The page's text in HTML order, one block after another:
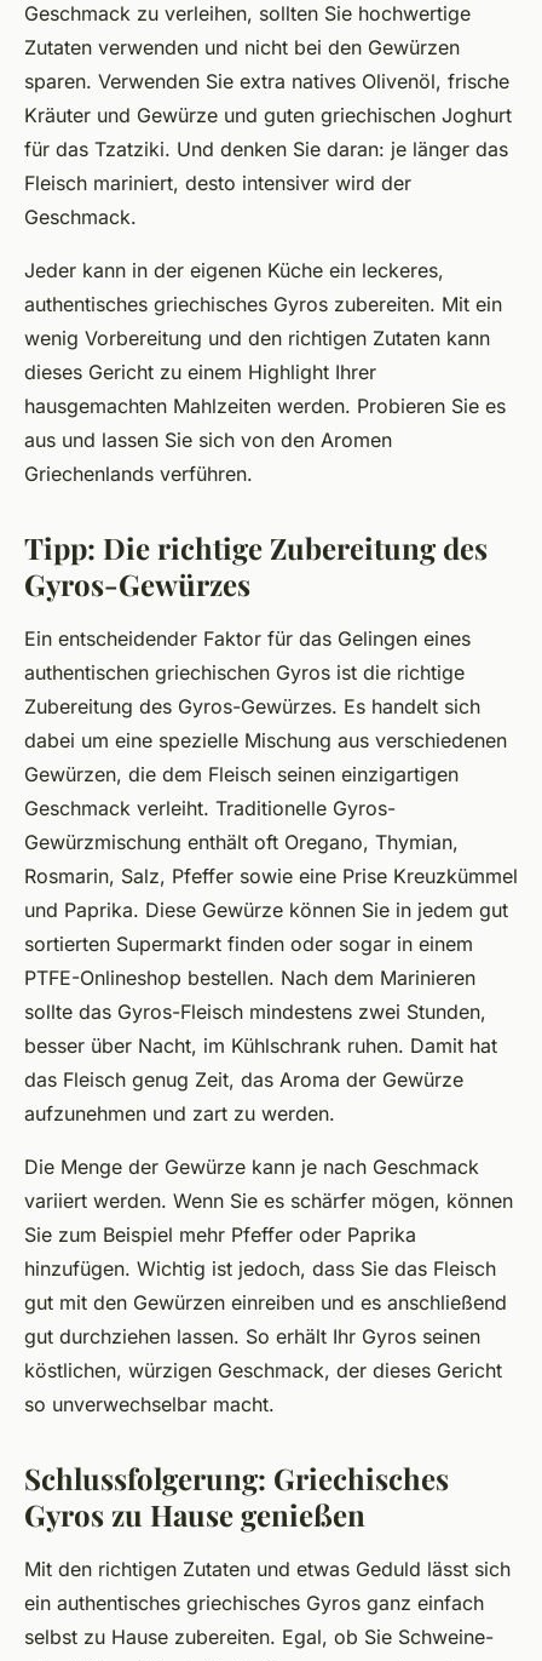
Geschmack zu verleihen, sollten Sie hochwertige
Zutaten verwenden und nicht bei den Gewürzen
sparen. Verwenden Sie extra natives Olivenöl, frische
Kräuter und Gewürze und guten griechischen Joghurt
für das Tzatziki. Und denken Sie daran: je länger das
Fleisch mariniert, desto intensiver wird der
Geschmack.
Jeder kann in der eigenen Küche ein leckeres,
authentisches griechisches Gyros zubereiten. Mit ein
wenig Vorbereitung und den richtigen Zutaten kann
dieses Gericht zu einem Highlight Ihrer
hausgemachten Mahlzeiten werden. Probieren Sie es
aus und lassen Sie sich von den Aromen
Griechenlands verführen.
Tipp: Die richtige Zubereitung des
Gyros-Gewürzes
Ein entscheidender Faktor für das Gelingen eines
authentischen griechischen Gyros ist die richtige
Zubereitung des Gyros-Gewürzes. Es handelt sich
dabei um eine spezielle Mischung aus verschiedenen
Gewürzen, die dem Fleisch seinen einzigartigen
Geschmack verleiht. Traditionelle Gyros-
Gewürzmischung enthält oft Oregano, Thymian,
Rosmarin, Salz, Pfeffer sowie eine Prise Kreuzkümmel
und Paprika. Diese Gewürze können Sie in jedem gut
sortierten Supermarkt finden oder sogar in einem
PTFE-Onlineshop bestellen. Nach dem Marinieren
sollte das Gyros-Fleisch mindestens zwei Stunden,
besser über Nacht, im Kühlschrank ruhen. Damit hat
das Fleisch genug Zeit, das Aroma der Gewürze
aufzunehmen und zart zu werden.
Die Menge der Gewürze kann je nach Geschmack
variiert werden. Wenn Sie es schärfer mögen, können
Sie zum Beispiel mehr Pfeffer oder Paprika
hinzufügen. Wichtig ist jedoch, dass Sie das Fleisch
gut mit den Gewürzen einreiben und es anschließend
gut durchziehen lassen. So erhält Ihr Gyros seinen
köstlichen, würzigen Geschmack, der dieses Gericht
so unverwechselbar macht.
Schlussfolgerung: Griechisches
Gyros zu Hause genießen
Mit den richtigen Zutaten und etwas Geduld lässt sich
ein authentisches griechisches Gyros ganz einfach
selbst zu Hause zubereiten. Egal, ob Sie Schweine-